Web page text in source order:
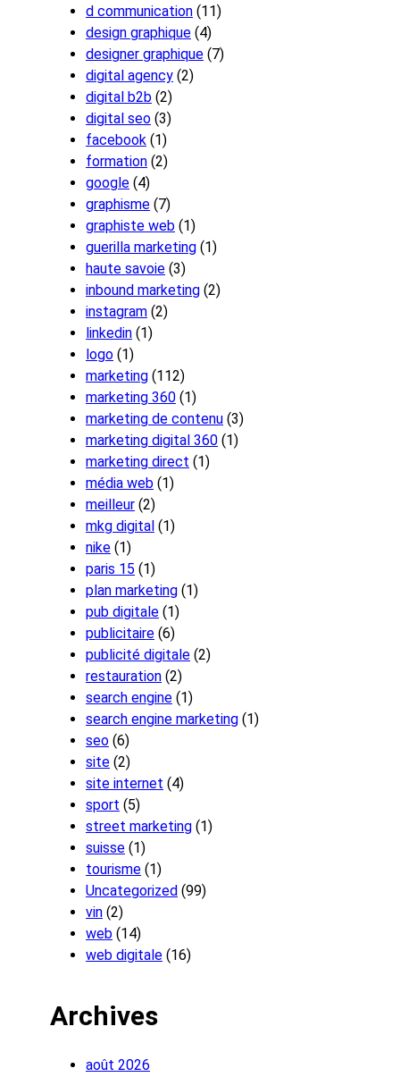
d communication (11)
design graphique (4)
designer graphique (7)
digital agency (2)
digital b2b (2)
digital seo (3)
facebook (1)
formation (2)
google (4)
graphisme (7)
graphiste web (1)
guerilla marketing (1)
haute savoie (3)
inbound marketing (2)
instagram (2)
linkedin (1)
logo (1)
marketing (112)
marketing 360 (1)
marketing de contenu (3)
marketing digital 360 (1)
marketing direct (1)
média web (1)
meilleur (2)
mkg digital (1)
nike (1)
paris 15 (1)
plan marketing (1)
pub digitale (1)
publicitaire (6)
publicité digitale (2)
restauration (2)
search engine (1)
search engine marketing (1)
seo (6)
site (2)
site internet (4)
sport (5)
street marketing (1)
suisse (1)
tourisme (1)
Uncategorized (99)
vin (2)
web (14)
web digitale (16)
Archives
août 2026